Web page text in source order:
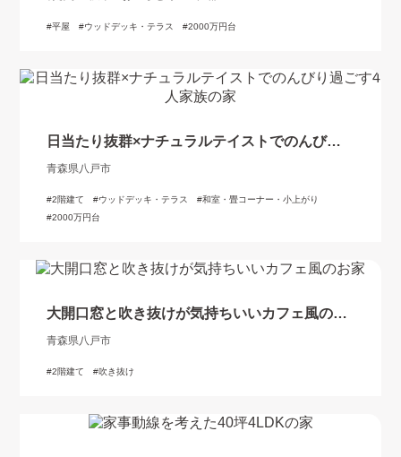
平屋 ウッドデッキ・テラス 2000万円台
日当たり抜群×ナチュラルテイストでのんびり
過ごす4人家族の家
青森県八戸市
2階建て ウッドデッキ・テラス
和室・畳コーナー・小上がり
2000万円台
大開口窓と吹き抜けが気持ちいいカフェ風のお
家
青森県八戸市
2階建て 吹き抜け